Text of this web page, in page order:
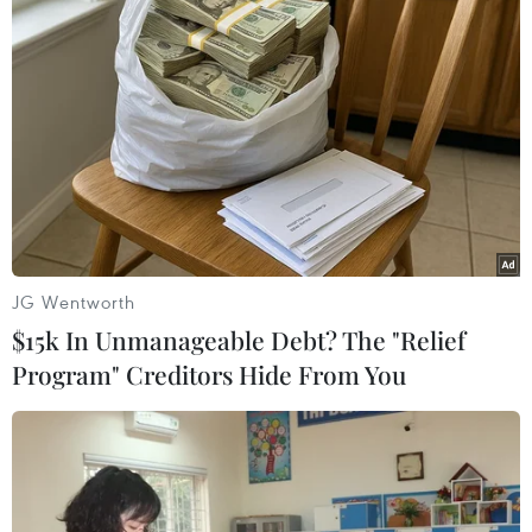
Đại diện các cơ quan ngoại giao tại Brazil và các
đồng chí tham gia lớptập huấn nghiệp vụ lãnh
sự tại Brazil (Cục Lãnh sự Bộ Ngoại giao, công ty
tinhọc CES, cán bộ phụ trách lãnh sự Đại sứ
quán Việt Nam tại Argentina, Chile,Panama,
Venezuela) cũng đã đến viếng Đại tướng và ký
sổ tang.
Cũng từ 12-14/10, Đại sứ quán Việt Nam tại
Panama đã tổ chức lễ viếng vàmở sổ tang Đại
tướng Võ Nguyên Giáp. Đến ghi sổ tang có đông
đảo các cơ quan,bạn bè sở tại, Ngoại giao đoàn,
Cộng đồng người Việt tại Panama, như Thứ
trưởngBộ Nông nghiệp Gerardino Batista, đại
diện Bộ Ngoại giao, Ban lãnh đạo Hội Hữunghị
Việt Nam-Panama, Tổng Bí thư Đảng Thay đổi
JG Wentworth
$15k In Unmanageable Debt? The "Relief
Program" Creditors Hide From You